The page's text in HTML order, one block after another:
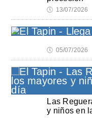
🕔 13/07/2026
🕔 05/07/2026
Las
y niños en